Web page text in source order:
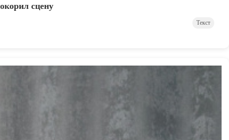
сцену
Текст